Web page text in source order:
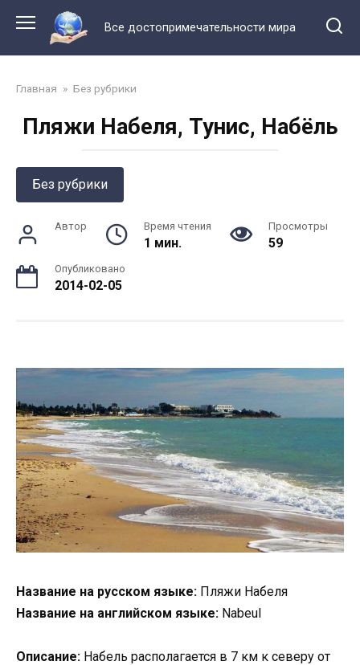
контенту
Все достопримечательности мира
Главная » Без рубрики
Пляжи Набеля, Тунис, Набёль
Без рубрики
Автор Время чтения
1 мин.
Просмотры
59
Опубликовано
2014-02-05
Название на русском языке: Пляжи Набеля
Название на английском языке: Nabeul
Описание: Набель располагается в 7 км к северу от